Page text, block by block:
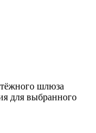
шлюза
для выбранного